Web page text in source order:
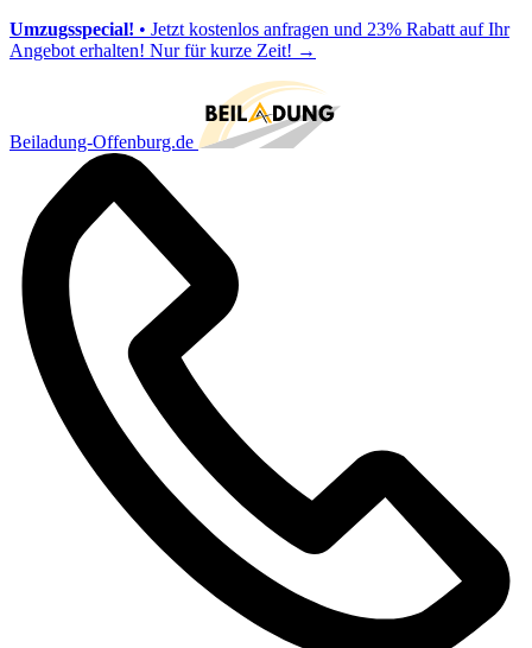
Umzugsspecial! • Jetzt kostenlos anfragen und 23% Rabatt auf Ihr
Angebot erhalten! Nur für kurze Zeit! →
Beiladung-Offenburg.de